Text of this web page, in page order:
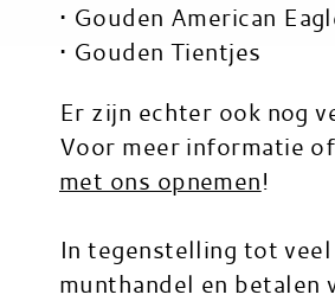
• Gouden American
• Gouden Tientjes
Er zijn echter ook nog
Voor meer informatie
met ons opnemen!
In tegenstelling tot
munthandel en betalen